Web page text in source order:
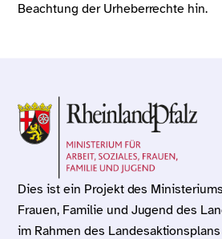
Beachtung der Urheberrechte hin.
Über Scroll nicht weg
Dies ist ein Projekt des
Frauen, Familie und Jugend des
im Rahmen des